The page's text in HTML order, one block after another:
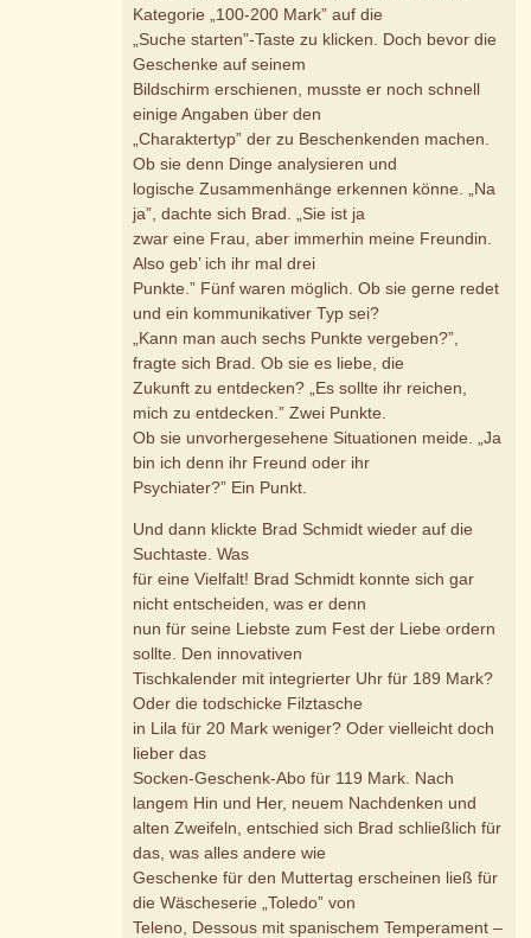
Kategorie „100-200 Mark” auf die
„Suche starten”-Taste zu klicken. Doch bevor die
Geschenke auf seinem
Bildschirm erschienen, musste er noch schnell
einige Angaben über den
„Charaktertyp” der zu Beschenkenden machen.
Ob sie denn Dinge analysieren und
logische Zusammenhänge erkennen könne. „Na
ja”, dachte sich Brad. „Sie ist ja
zwar eine Frau, aber immerhin meine Freundin.
Also geb’ ich ihr mal drei
Punkte.” Fünf waren möglich. Ob sie gerne redet
und ein kommunikativer Typ sei?
„Kann man auch sechs Punkte vergeben?”,
fragte sich Brad. Ob sie es liebe, die
Zukunft zu entdecken? „Es sollte ihr reichen,
mich zu entdecken.” Zwei Punkte.
Ob sie unvorhergesehene Situationen meide. „Ja
bin ich denn ihr Freund oder ihr
Psychiater?” Ein Punkt.
Und dann klickte Brad Schmidt wieder auf die
Suchtaste. Was
für eine Vielfalt! Brad Schmidt konnte sich gar
nicht entscheiden, was er denn
nun für seine Liebste zum Fest der Liebe ordern
sollte. Den innovativen
Tischkalender mit integrierter Uhr für 189 Mark?
Oder die todschicke Filztasche
in Lila für 20 Mark weniger? Oder vielleicht doch
lieber das
Socken-Geschenk-Abo für 119 Mark. Nach
langem Hin und Her, neuem Nachdenken und
alten Zweifeln, entschied sich Brad schließlich für
das, was alles andere wie
Geschenke für den Muttertag erscheinen ließ für
die Wäscheserie „Toledo” von
Teleno, Dessous mit spanischem Temperament –